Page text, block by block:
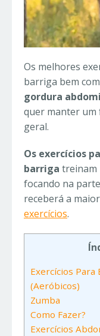
Os melhores
barriga bem
gordura
quer manter um
geral.
Os exercícios
barriga treinam
focando na
receberá a
exercícios.
Exercícios Para
(Aeróbicos)
Zumba
Como Fazer?
Exercícios